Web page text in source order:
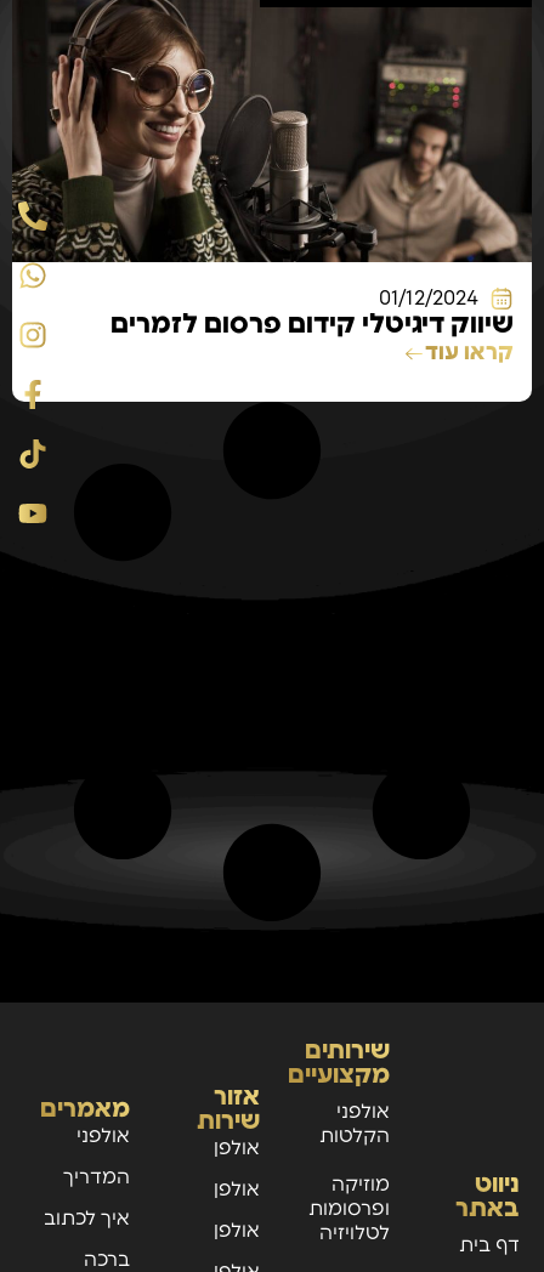
01/12/2024
שיווק דיגיטלי קידום פרסום לזמרים
קראו עוד
ניווט
באתר
דף בית
שירותים
מקצועיים
אולפני
הקלטות
מוזיקה
ופרסומות
לטלויזיה
אזור
שירות
אולפן
הקלטות
המקום שבו
המוזיקה
אולפן
הקלטות
אולפן
הקלטות
מאמרים
אולפני
טיפים
ויתרונות
המדריך
להשוואת
הקלטות –
איך לכתוב
ברכה